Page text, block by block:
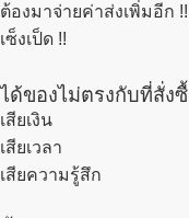
ต้องมาจ่ายค่าส่งเพิ่มอีก !!
เซ็งเป็ด !!
ได้ของไม่ตรงกับที่สั่ง
เสียเงิน
เสียเวลา
เสียความรู้สึก